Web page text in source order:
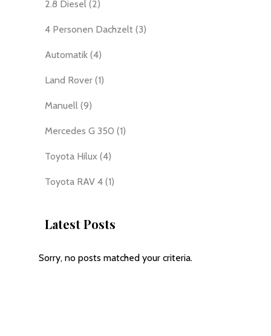
2.8 Diesel (2)
4 Personen Dachzelt (3)
Automatik (4)
Land Rover (1)
Manuell (9)
Mercedes G 350 (1)
Toyota Hilux (4)
Toyota RAV 4 (1)
Latest Posts
Sorry, no posts matched your criteria.